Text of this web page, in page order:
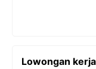
Lowongan